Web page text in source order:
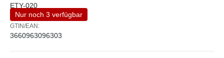
ETY-020
Nur noch 3 verfügbar
GTIN/EAN:
3660963096303